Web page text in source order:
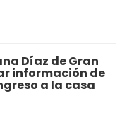
Díaz de Gran
información de
a la casa